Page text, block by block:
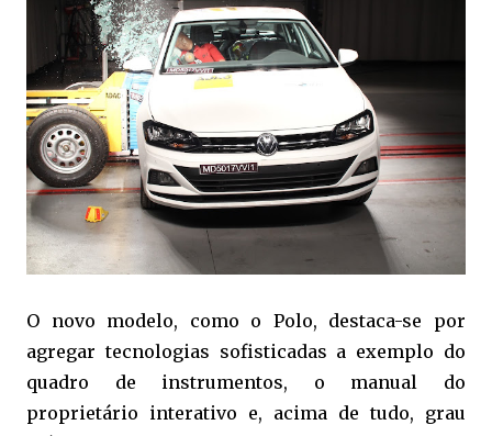
O novo modelo, como o Polo, destaca-se por
agregar tecnologias sofisticadas a exemplo do
quadro de instrumentos, o manual do
proprietário interativo e, acima de tudo, grau